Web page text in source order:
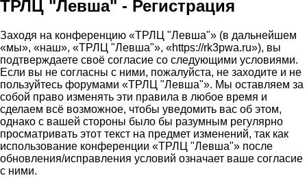
ТРЛЦ "Левша" - Регистрация
Заходя на конференцию «ТРЛЦ "Левша"» (в дальнейшем
«мы», «наш», «ТРЛЦ "Левша"», «https://rk3pwa.ru»), вы
подтверждаете своё согласие со следующими условиями.
Если вы не согласны с ними, пожалуйста, не заходите и не
пользуйтесь форумами «ТРЛЦ "Левша"». Мы оставляем за
собой право изменять эти правила в любое время и
сделаем всё возможное, чтобы уведомить вас об этом,
однако с вашей стороны было бы разумным регулярно
просматривать этот текст на предмет изменений, так как
использование конференции «ТРЛЦ "Левша"» после
обновления/исправления условий означает ваше согласие
с ними.